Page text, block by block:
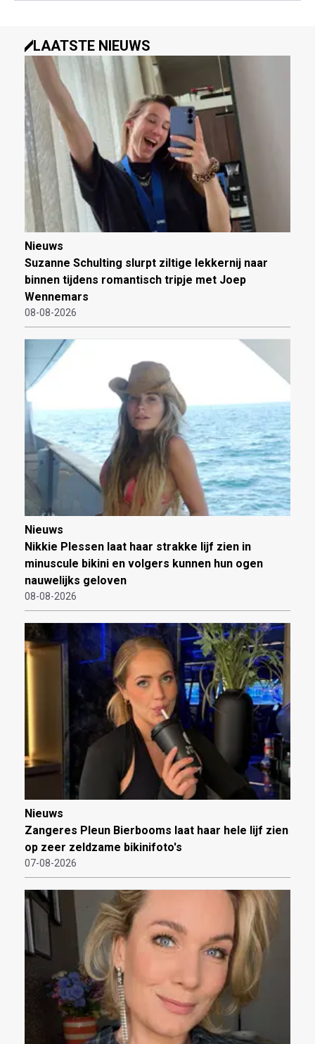
LAATSTE NIEUWS
Nieuws
Suzanne Schulting slurpt ziltige lekkernij naar
binnen tijdens romantisch tripje met Joep
Wennemars
08-08-2026
Nieuws
Nikkie Plessen laat haar strakke lijf zien in
minuscule bikini en volgers kunnen hun ogen
nauwelijks geloven
08-08-2026
Nieuws
Zangeres Pleun Bierbooms laat haar hele lijf zien
op zeer zeldzame bikinifoto's
07-08-2026